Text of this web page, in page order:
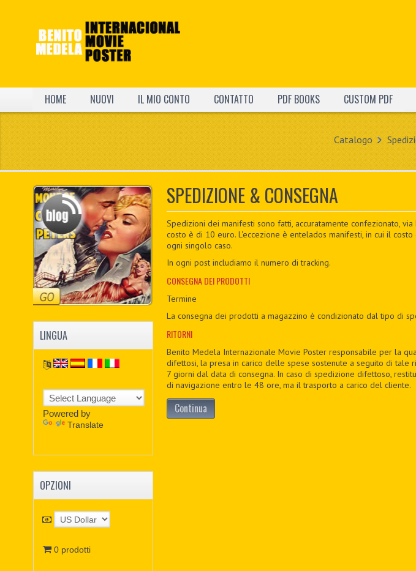
HOME NUOVI IL MIO CONTO CONTATTO PDF BOOKS CUSTOM PDF
Catalogo
SPEDIZIONE & CONSEGNA
Spedizioni dei manifesti sono fatti, accuratamente confezionato,
costo è di 10 euro. L'eccezione è entelados manifesti, in cui il
ogni singolo caso.
In ogni post includiamo il numero di tracking.
CONSEGNA DEI PRODOTTI
Termine
La consegna dei prodotti a magazzino è condizionato dal tipo di
RITORNI
Benito Medela Internazionale Movie Poster responsabile per la
difettosi, la presa in carico delle spese sostenute a seguito di tale
7 giorni dal data di consegna. In caso di spedizione difettoso,
di navigazione entro le 48 ore, ma il trasporto a carico del cliente.
Continua
LINGUA
Powered by
Translate
OPZIONI
0 prodotti